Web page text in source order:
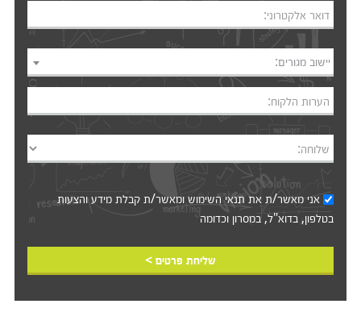
דואר אלקטרוני:
יישוב מגורים:
הערות הלקוח:
שלוחה:
אני מאשר/ת אתתנאי השימושומאשר/ת קבלת מידע והצעות
בטלפון, בדוא"ל, במסרון וכדומה‎‎
שליחת פרטים >